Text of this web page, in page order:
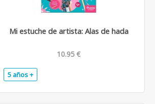
Mi estuche de artista: Alas de hada
10.95 €
5 años +